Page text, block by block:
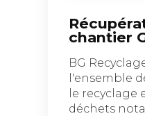
chantier
BG
l'ensemble
le recyclage
déchets